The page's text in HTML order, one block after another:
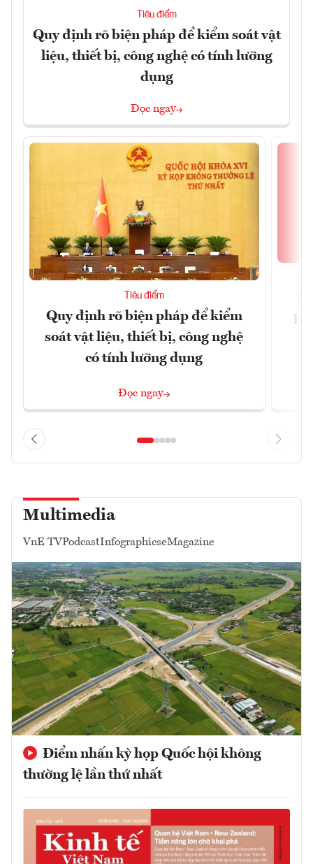
Tiêu điểm
Quy định rõ biện pháp để kiểm soát vật
liệu, thiết bị, công nghệ có tính lưỡng
dụng
Đọc ngay
Tiêu điểm
Quy định rõ biện pháp để kiểm
soát vật liệu, thiết bị, công nghệ
có tính lưỡng dụng
Đọc ngay
Multimedia
VnE TVPodcastInfographicseMagazine
Điểm nhấn kỳ họp Quốc hội không
thường lệ lần thứ nhất